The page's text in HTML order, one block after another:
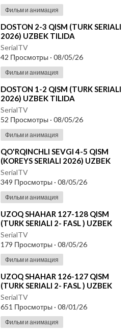
Фильм и анимация
⁣DOSTON 2-3 QISM (TURK SERIALI
2026) UZBEK TILIDA
SerialTV
42 Просмотры · 08/05/26
Фильм и анимация
⁣DOSTON 1-2 QISM (TURK SERIALI
2026) UZBEK TILIDA
SerialTV
52 Просмотры · 08/05/26
Фильм и анимация
⁣⁣QO'RQINCHLI SEVGI 4-5 QISM
(KOREYS SERIALI 2026) UZBEK
TILIDA
SerialTV
349 Просмотры · 08/05/26
Фильм и анимация
⁣UZOQ SHAHAR 127-128 QISM
(TURK SERIALI 2- FASL ) UZBEK
TILIDA
SerialTV
179 Просмотры · 08/05/26
Фильм и анимация
⁣UZOQ SHAHAR 126-127 QISM
(TURK SERIALI 2- FASL ) UZBEK
TILIDA
SerialTV
651 Просмотры · 08/01/26
Фильм и анимация